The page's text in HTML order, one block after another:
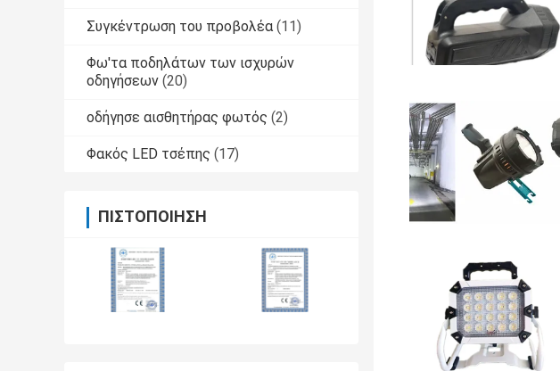
Συγκέντρωση του προβολέα (11)
Φω'τα ποδηλάτων των ισχυρών
οδηγήσεων (20)
οδήγησε αισθητήρας φωτός (2)
Φακός LED τσέπης (17)
ΠΙΣΤΟΠΟΊΗΣΗ